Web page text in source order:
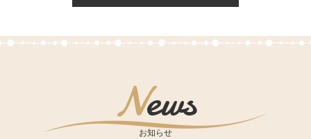
News
お知らせ